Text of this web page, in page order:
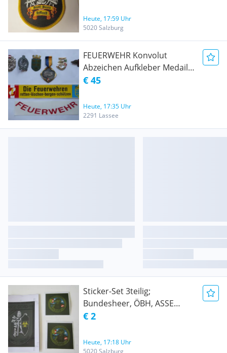
Heute, 17:59 Uhr
5020 Salzburg
FEUERWEHR Konvolut
Abzeichen Aufkleber Medaille
Pin
€ 45
Heute, 17:35 Uhr
2291 Lassee
Sticker-Set 3teilig;
Bundesheer, ÖBH, ASSE
Covid 19, 2x 1. AssKp Jun-Okt.
€ 2
Heute, 17:18 Uhr
5020 Salzburg